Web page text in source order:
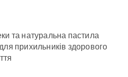
та натуральна пастила
прихильників здорового